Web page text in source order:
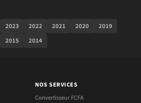
2023 2022 2021 2020
2019
2015 2014
NOS SERVICES
Convertisseur FCFA